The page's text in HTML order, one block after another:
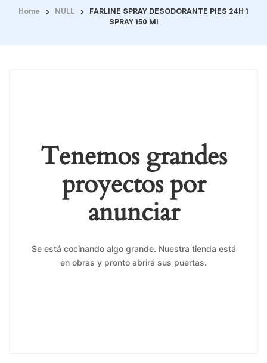
Home NULL
FARLINE SPRAY DESODORANTE PIES 24H 1
SPRAY 150 Ml
Tenemos grandes
proyectos por
anunciar
Se está cocinando algo grande. Nuestra tienda está
en obras y pronto abrirá sus puertas.